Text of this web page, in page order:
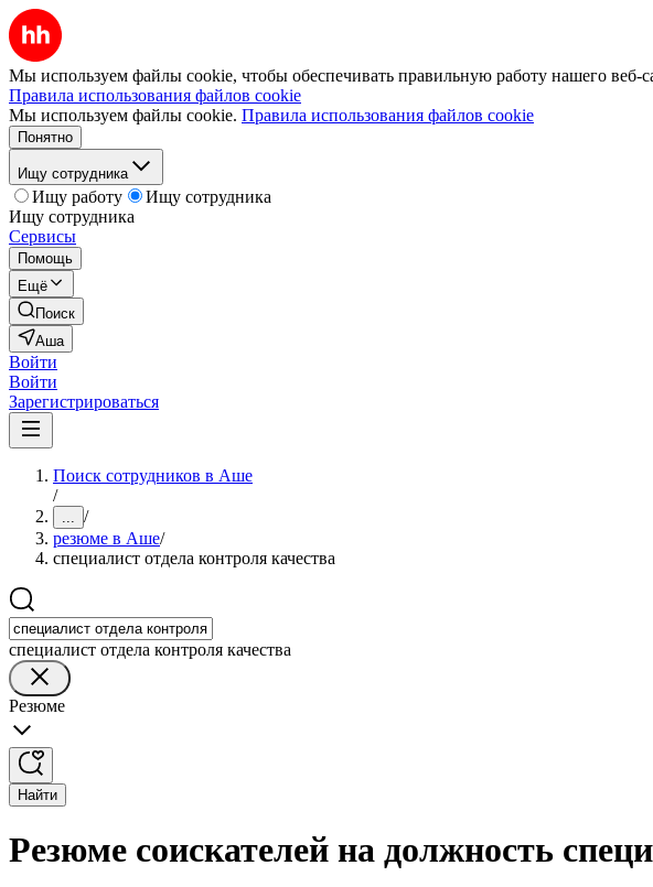
Мы используем файлы cookie, чтобы обеспечивать правильную работу нашего веб-
Правила использования файлов cookie
Мы используем файлы cookie. Правила использования файлов cookie
Понятно
Ищу сотрудника
Ищу работу
Ищу сотрудника
Ищу сотрудника
Сервисы
Помощь
Ещё
Поиск
Аша
Войти
Войти
Зарегистрироваться
Поиск сотрудников в Аше
/
... /
резюме в Аше/
специалист отдела контроля качества
специалист отдела контроля качества
Резюме
Найти
Резюме соискателей на должность